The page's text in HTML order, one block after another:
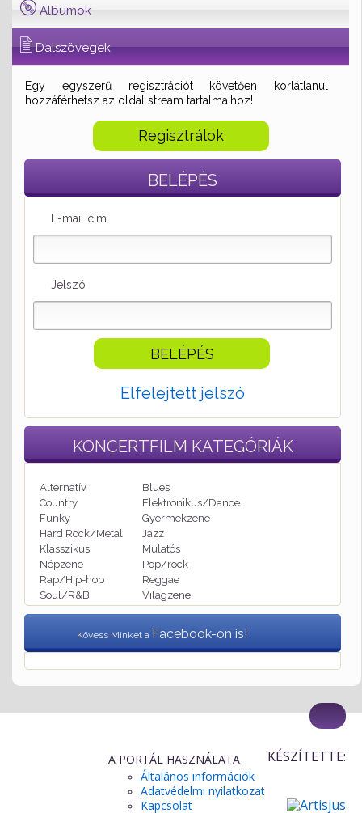
Albumok
Dalszövegek
Egy egyszerű regisztrációt követően korlátlanul
hozzáférhetsz az oldal stream tartalmaihoz!
Regisztrálok
BELÉPÉS
E-mail cím
Jelszó
Elfelejtett jelszó
KONCERTFILM KATEGÓRIÁK
Alternatív
Blues
Country
Elektronikus/Dance
Funky
Gyermekzene
Hard Rock/Metal
Jazz
Klasszikus
Mulatós
Népzene
Pop/rock
Rap/Hip-hop
Reggae
Soul/R&B
Világzene
Kövess Minket a Facebook-on is!
A PORTÁL HASZNÁLATA
Általános információk
Adatvédelmi nyilatkozat
Kapcsolat
KÉSZÍTETTE: